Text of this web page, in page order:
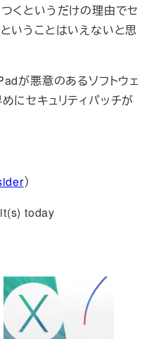
くというだけの理由でセ
いうことはいえないと思
が悪意のあるソフトウェ
にセキュリティパッチが
）
today